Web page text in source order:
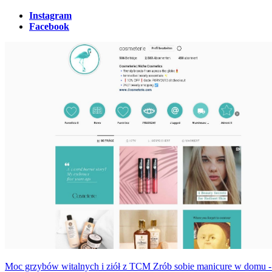
Instagram
Facebook
Moc grzybów witalnych i ziół z TCM Zrób sobie manicure w domu